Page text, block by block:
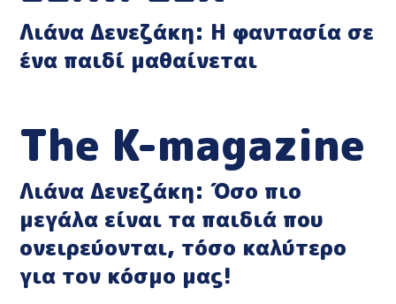
Λιάνα Δενεζάκη: Η φαντασία σε
ένα παιδί μαθαίνεται
The K-magazine
Λιάνα Δενεζάκη: Όσο πιο
μεγάλα είναι τα παιδιά που
ονειρεύονται, τόσο καλύτερο
για τον κόσμο μας!